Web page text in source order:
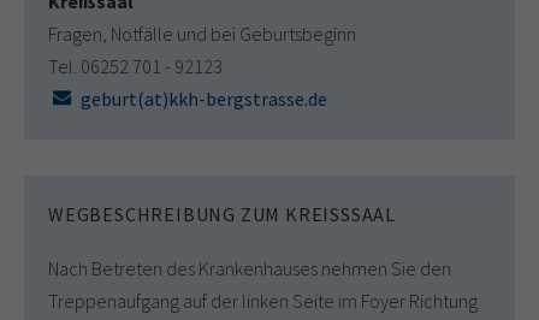
Fragen, Notfälle und bei Geburtsbeginn
Tel. 06252 701 - 92123
geburt(at)kkh-bergstrasse.de
WEGBESCHREIBUNG ZUM KREISSSAAL
Nach Betreten des Krankenhauses nehmen Sie den
Treppenaufgang auf der linken Seite im Foyer Richtung